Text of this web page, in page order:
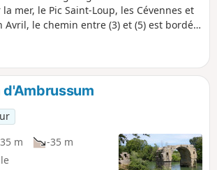
mer, le Pic Saint-Loup, les Cévennes et
Avril, le chemin entre (3) et (5) est bordé
m
-35 m